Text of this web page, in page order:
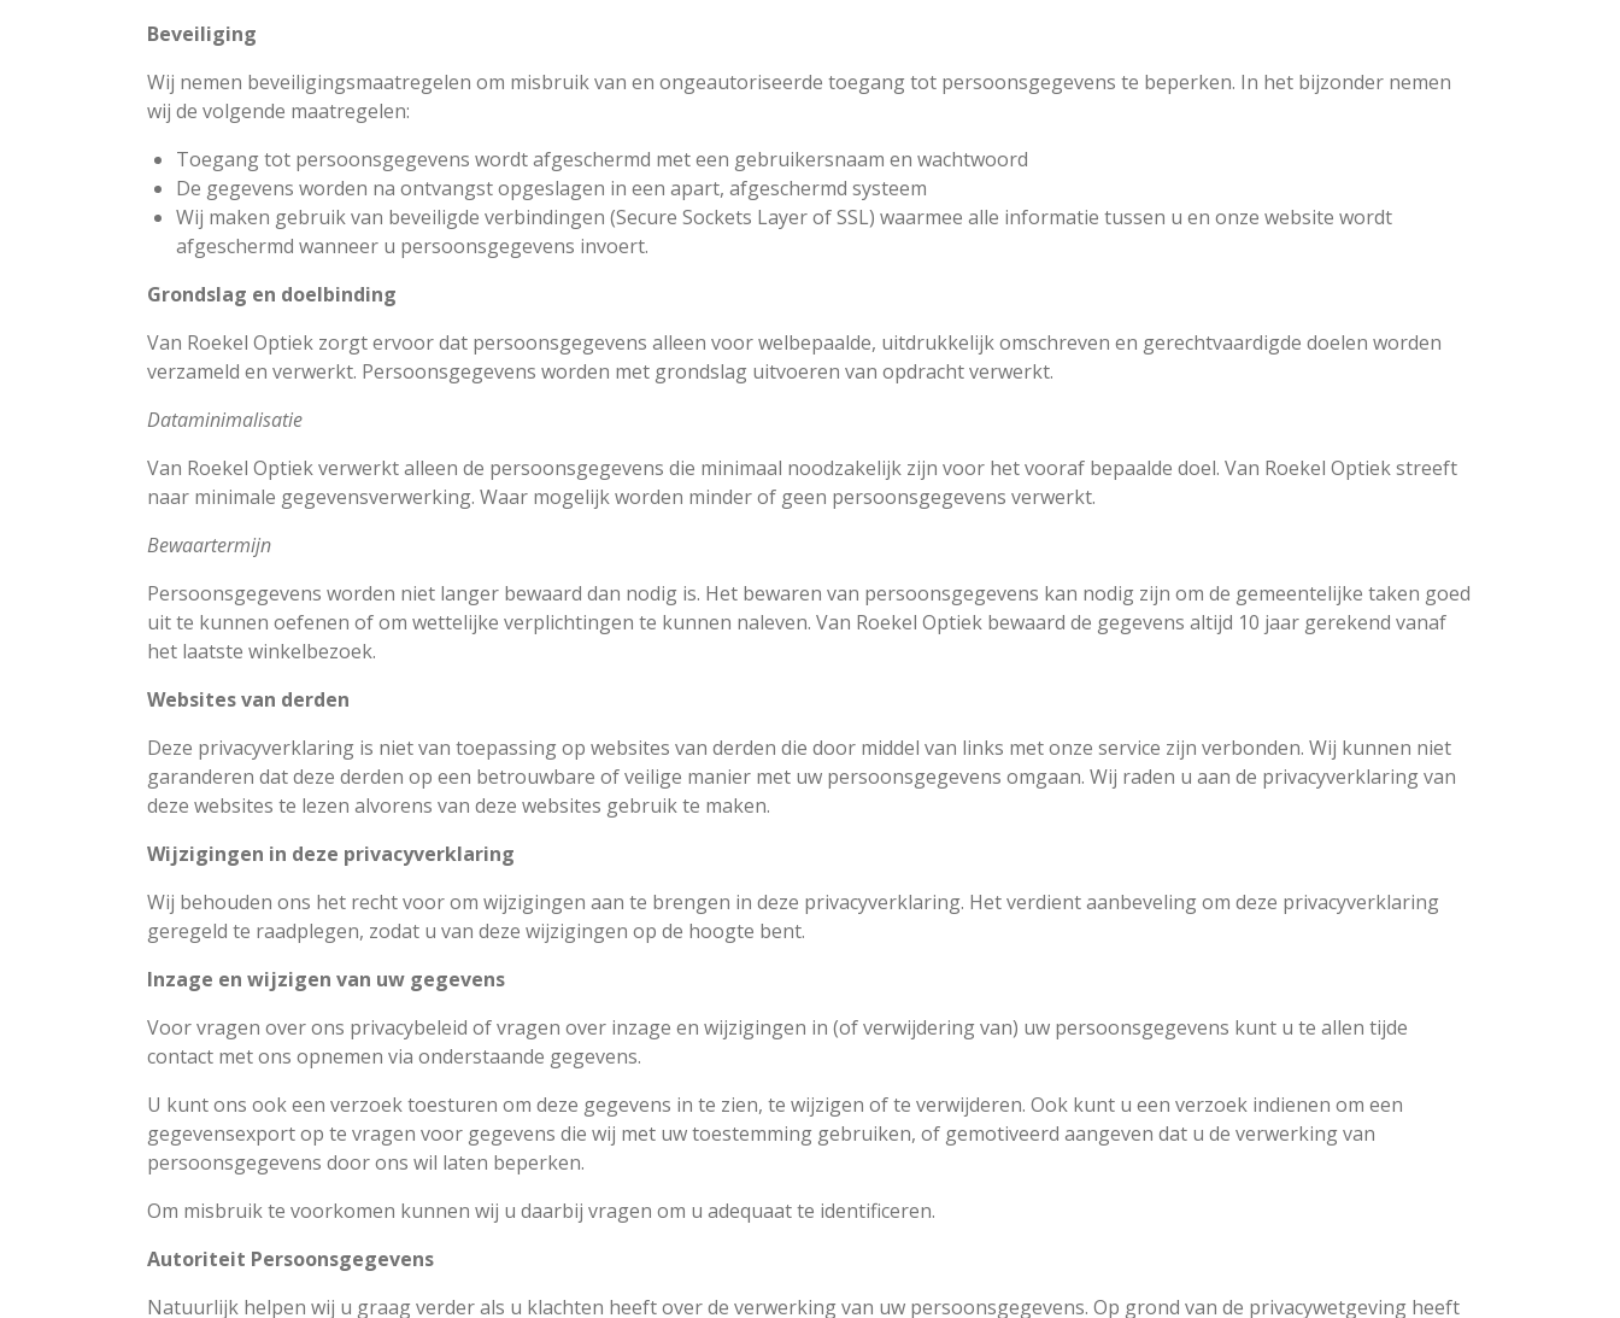
Beveiliging
Wij nemen beveiligingsmaatregelen om misbruik van en ongeautoriseerde toegang tot persoonsgegevens te beperken. In het bijzonder nemen
wij de volgende maatregelen:
Toegang tot persoonsgegevens wordt afgeschermd met een gebruikersnaam en wachtwoord
De gegevens worden na ontvangst opgeslagen in een apart, afgeschermd systeem
Wij maken gebruik van beveiligde verbindingen (Secure Sockets Layer of SSL) waarmee alle informatie tussen u en onze website wordt
afgeschermd wanneer u persoonsgegevens invoert.
Grondslag en doelbinding
Van Roekel Optiek zorgt ervoor dat persoonsgegevens alleen voor welbepaalde, uitdrukkelijk omschreven en gerechtvaardigde doelen worden
verzameld en verwerkt. Persoonsgegevens worden met grondslag uitvoeren van opdracht verwerkt.
Dataminimalisatie
Van Roekel Optiek verwerkt alleen de persoonsgegevens die minimaal noodzakelijk zijn voor het vooraf bepaalde doel. Van Roekel Optiek streeft
naar minimale gegevensverwerking. Waar mogelijk worden minder of geen persoonsgegevens verwerkt.
Bewaartermijn
Persoonsgegevens worden niet langer bewaard dan nodig is. Het bewaren van persoonsgegevens kan nodig zijn om de gemeentelijke taken goed
uit te kunnen oefenen of om wettelijke verplichtingen te kunnen naleven. Van Roekel Optiek bewaard de gegevens altijd 10 jaar gerekend vanaf
het laatste winkelbezoek.
Websites van derden
Deze privacyverklaring is niet van toepassing op websites van derden die door middel van links met onze service zijn verbonden. Wij kunnen niet
garanderen dat deze derden op een betrouwbare of veilige manier met uw persoonsgegevens omgaan. Wij raden u aan de privacyverklaring van
deze websites te lezen alvorens van deze websites gebruik te maken.
Wijzigingen in deze privacyverklaring
Wij behouden ons het recht voor om wijzigingen aan te brengen in deze privacyverklaring. Het verdient aanbeveling om deze privacyverklaring
geregeld te raadplegen, zodat u van deze wijzigingen op de hoogte bent.
Inzage en wijzigen van uw gegevens
Voor vragen over ons privacybeleid of vragen over inzage en wijzigingen in (of verwijdering van) uw persoonsgegevens kunt u te allen tijde
contact met ons opnemen via onderstaande gegevens.
U kunt ons ook een verzoek toesturen om deze gegevens in te zien, te wijzigen of te verwijderen. Ook kunt u een verzoek indienen om een
gegevensexport op te vragen voor gegevens die wij met uw toestemming gebruiken, of gemotiveerd aangeven dat u de verwerking van
persoonsgegevens door ons wil laten beperken.
Om misbruik te voorkomen kunnen wij u daarbij vragen om u adequaat te identificeren.
Autoriteit Persoonsgegevens
Natuurlijk helpen wij u graag verder als u klachten heeft over de verwerking van uw persoonsgegevens. Op grond van de privacywetgeving heeft